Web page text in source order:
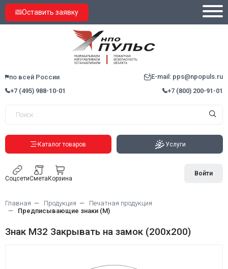
Оставить заявку
по всей России
E-mail: pps@npopuls.ru
+7 (495) 988-10-01
+7 (800) 200-91-01
Каталог товаров Услуги
СоцсетиСметаКорзина
Войти
Главная Продукция
Печатная продукция
Предписывающие знаки (M)
Знак M32 Закрывать на замок (200х200)